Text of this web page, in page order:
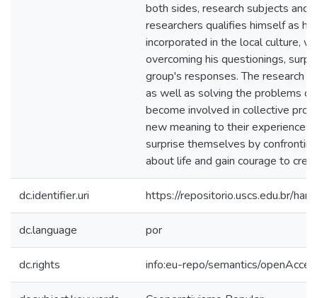
both sides, research subjects and
researchers qualifies himself as
incorporated in the local culture,
overcoming his questionings,
group's responses. The research
as well as solving the problems of
become involved in collective
new meaning to their experiences
surprise themselves by
about life and gain courage to
dc.identifier.uri https://repositorio.uscs.edu.br/
dc.language por
dc.rights info:eu-repo/semantics/